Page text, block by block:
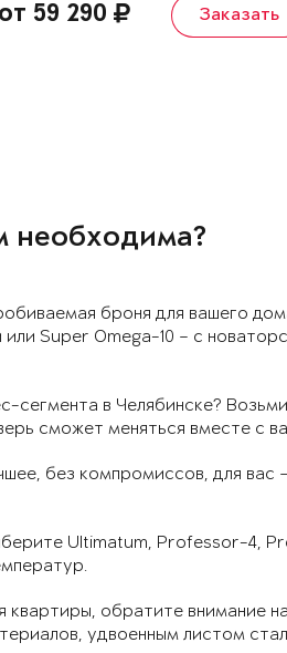
от 59 290 Заказать
необходима?
броня для вашего
Super Omega-10 – с
в Челябинске?
сможет меняться вместе с
без компромиссов, для
Ultimatum, Professor-4,
обратите внимание
удвоенным листом